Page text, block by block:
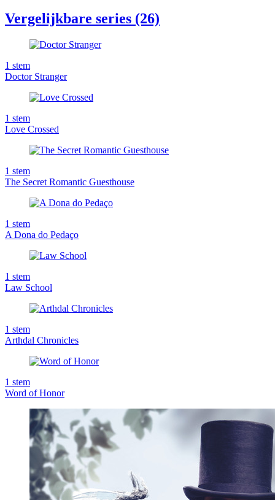
Vergelijkbare series (26)
1 stem
Doctor Stranger
1 stem
Love Crossed
1 stem
The Secret Romantic Guesthouse
1 stem
A Dona do Pedaço
1 stem
Law School
1 stem
Arthdal Chronicles
1 stem
Word of Honor